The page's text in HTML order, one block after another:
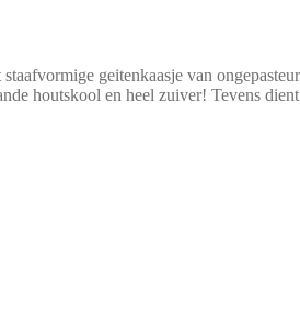
geitenkaasje van
houtskool en heel zuiver! Tevens